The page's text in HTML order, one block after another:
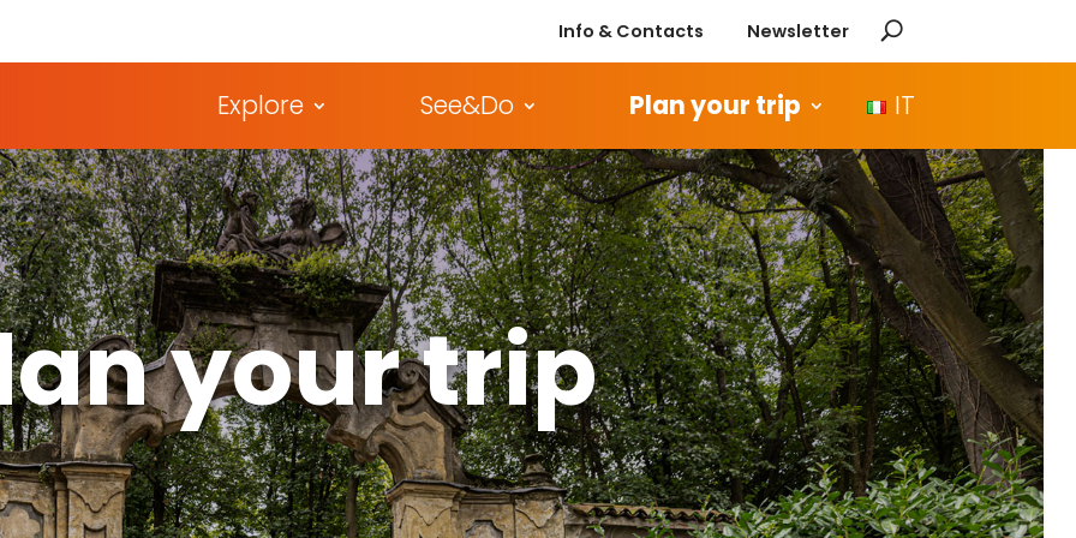
Info & Contacts Newsletter
Explore See&Do Plan your trip IT
your trip